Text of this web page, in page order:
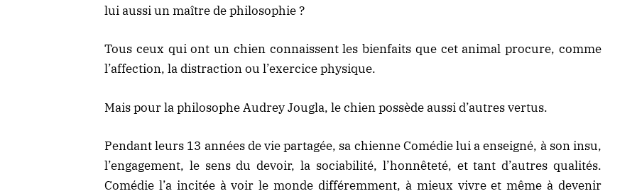
lui aussi un maître de philosophie ?
Tous ceux qui ont un chien connaissent les bienfaits que cet animal procure, comme
l’affection, la distraction ou l’exercice physique.
Mais pour la philosophe Audrey Jougla, le chien possède aussi d’autres vertus.
Pendant leurs 13 années de vie partagée, sa chienne Comédie lui a enseigné, à son insu,
l’engagement, le sens du devoir, la sociabilité, l’honnêteté, et tant d’autres qualités.
Comédie l’a incitée à voir le monde différemment, à mieux vivre et même à devenir